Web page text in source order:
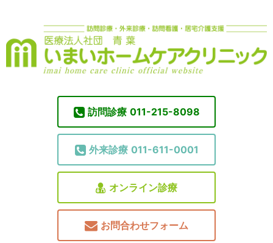
訪問診療 011-215-8098
外来診療 011-611-0001
オンライン診療
お問合わせフォーム